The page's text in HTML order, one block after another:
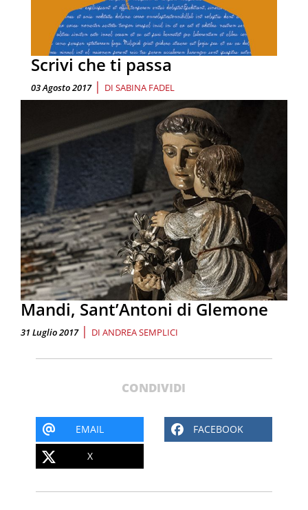
Scrivi che ti passa
03 Agosto 2017 | DI SABINA FADEL
Mandi, Sant’Antoni di Glemone
31 Luglio 2017 | DI ANDREA SEMPLICI
CONDIVIDI
EMAIL FACEBOOK
X